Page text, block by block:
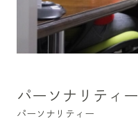
パーソナリティー
パーソナリティー